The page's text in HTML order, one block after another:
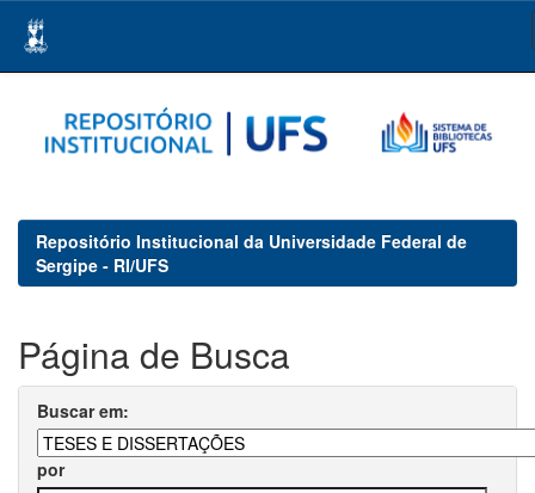
navigation
Repositório Institucional da Universidade Federal de
Sergipe - RI/UFS
Página de Busca
Buscar em:
por